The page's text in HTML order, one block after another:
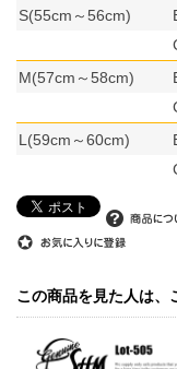
S(55cm～56cm)
M(57cm～58cm)
L(59cm～60cm)
この商品を見た人は、